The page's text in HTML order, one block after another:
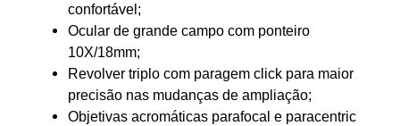
confortável;
Ocular de grande campo com ponteiro
10X/18mm;
Revolver triplo com paragem click para maior
precisão nas mudanças de ampliação;
Objetivas acromáticas parafocal e paracentric